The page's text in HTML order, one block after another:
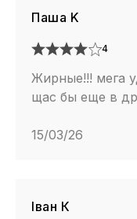
Паша K
4
Жирные!!! мега
щас бы еще в
15/03/26
Іван К